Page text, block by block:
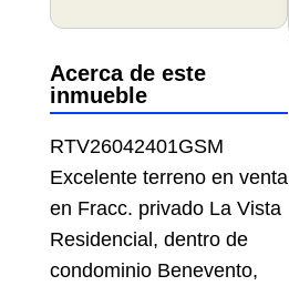
Acerca de este
inmueble
RTV26042401GSM
Excelente terreno en venta
en Fracc. privado La Vista
Residencial, dentro de
condominio Benevento,